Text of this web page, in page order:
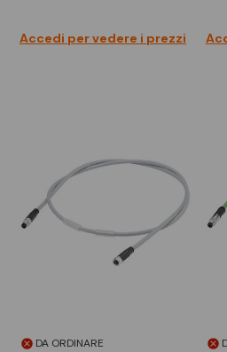
Accedi per vedere i prezzi
DA ORDINARE